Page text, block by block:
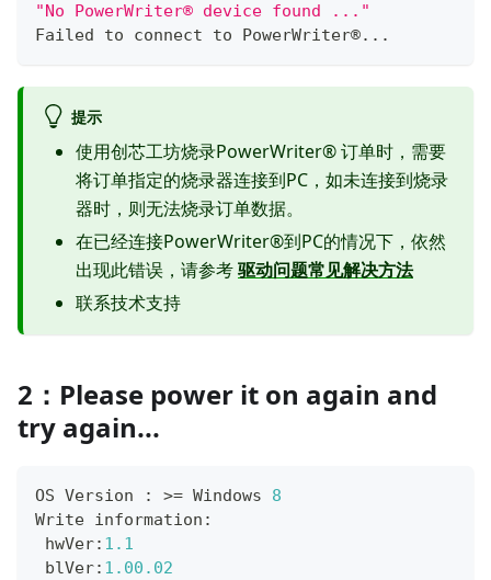
"No PowerWriter® device found ..."
Failed to connect to PowerWriter®. . .
提示
使用创芯工坊烧录PowerWriter® 订单时，需要
将订单指定的烧录器连接到PC，如未连接到烧录
器时，则无法烧录订单数据。
在已经连接PowerWriter®到PC的情况下，依然
出现此错误，请参考驱动问题常见解决方法
联系技术支持
2：Please power it on again and
try again...
OS Version : >= Windows 8
Write information :
hwVer: 1.1
blVer: 1.00 .02